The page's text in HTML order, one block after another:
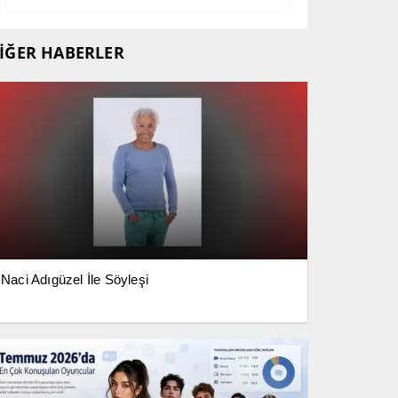
HABERLER
Naci Adıgüzel İle Söyleşi